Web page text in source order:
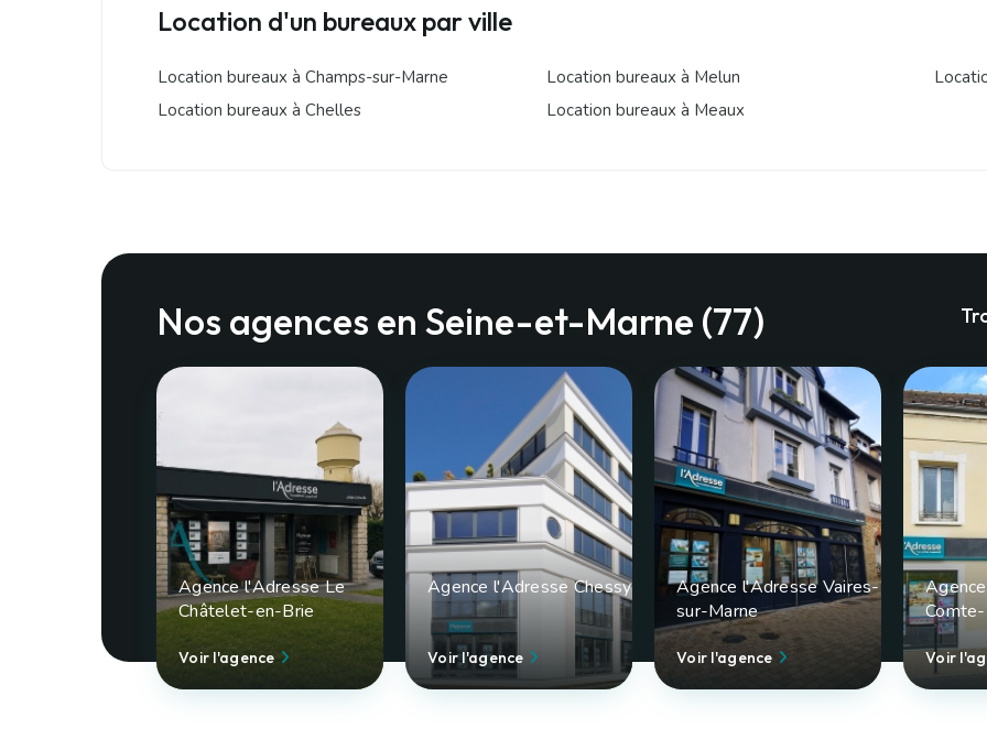
/ mois cc Bureaux 193 €/ mois cc
/ mois cc
Voir le bien
/ mois cc Bureaux
3 pièces
64.50 m²
Voir le bien
Location d'un bureaux par ville
Location bureaux à Champs-sur-Marne Location bureaux à Melun
Location bureaux à Chelles
Location bureaux à Meaux
Nos agences en Seine-et-Marne (77)
Agence l'Adresse Le
Châtelet-en-Brie
Voir l'agence
Agence l'Adresse Chessy
Voir l'agence
Agence l'Adresse Vaires-
sur-Marne
Voir l'agence Voir